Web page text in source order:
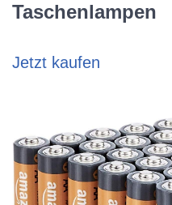
Taschenlampen
Jetzt kaufen